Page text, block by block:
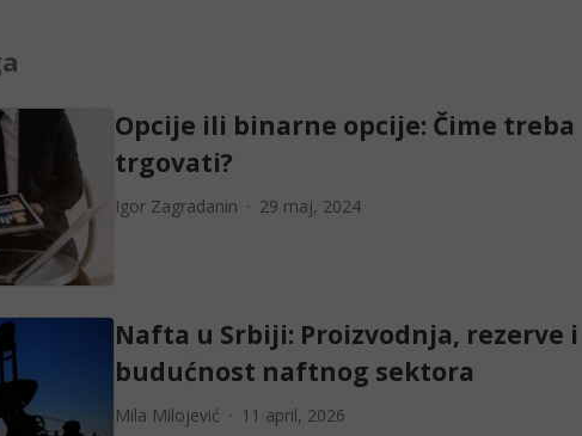
Opcije ili binarne opcije: Čime treba
trgovati?
Igor Zagradanin 29 maj, 2024
Nafta u Srbiji: Proizvodnja, rezerve i
budućnost naftnog sektora
Mila Milojević 11 april, 2026